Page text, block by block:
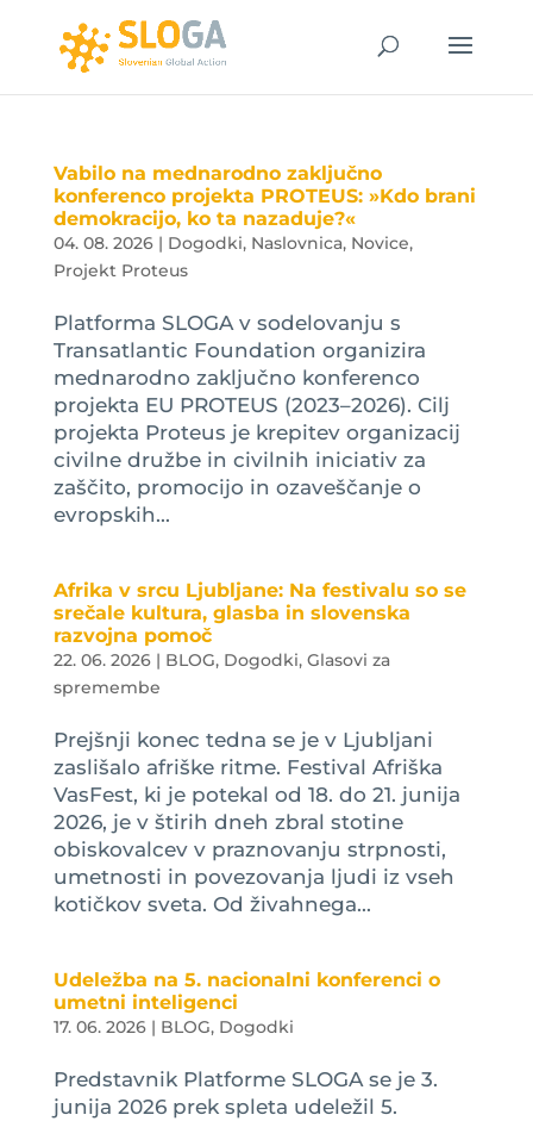
Vabilo na mednarodno zaključno
konferenco projekta PROTEUS: »Kdo brani
demokracijo, ko ta nazaduje?«
04. 08. 2026| Dogodki, Naslovnica, Novice,
Projekt Proteus
Platforma SLOGA v sodelovanju s
Transatlantic Foundation organizira
mednarodno zaključno konferenco
projekta EU PROTEUS (2023–2026). Cilj
projekta Proteus je krepitev organizacij
civilne družbe in civilnih iniciativ za
zaščito, promocijo in ozaveščanje o
evropskih...
Afrika v srcu Ljubljane: Na festivalu so se
srečale kultura, glasba in slovenska
razvojna pomoč
22. 06. 2026| BLOG, Dogodki, Glasovi za
spremembe
Prejšnji konec tedna se je v Ljubljani
zaslišalo afriške ritme. Festival Afriška
VasFest, ki je potekal od 18. do 21. junija
2026, je v štirih dneh zbral stotine
obiskovalcev v praznovanju strpnosti,
umetnosti in povezovanja ljudi iz vseh
kotičkov sveta. Od živahnega...
Udeležba na 5. nacionalni konferenci o
umetni inteligenci
17. 06. 2026| BLOG, Dogodki
Predstavnik Platforme SLOGA se je 3.
junija 2026 prek spleta udeležil 5.